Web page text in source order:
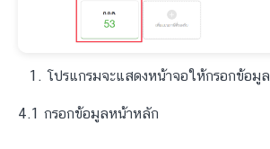
โปรแกรมจะแสดงหน้าจอให้กรอกข้อมู
4.1 กรอกข้อมูลหน้าหลัก